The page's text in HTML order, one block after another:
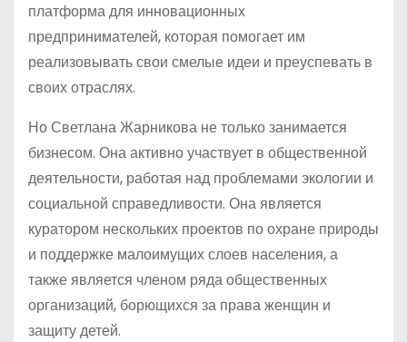
платформа для инновационных
предпринимателей, которая помогает им
реализовывать свои смелые идеи и преуспевать в
своих отраслях.
Но Светлана Жарникова не только занимается
бизнесом. Она активно участвует в общественной
деятельности, работая над проблемами экологии и
социальной справедливости. Она является
куратором нескольких проектов по охране природы
и поддержке малоимущих слоев населения, а
также является членом ряда общественных
организаций, борющихся за права женщин и
защиту детей.